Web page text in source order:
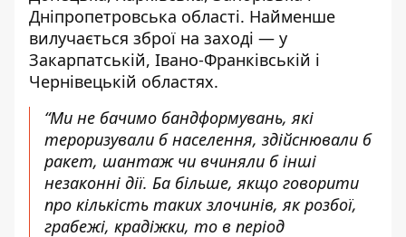
Дніпропетровська області. Найменше
вилучається зброї на заході — у
Закарпатській, Івано-Франківській і
Чернівецькій областях.
“Ми не бачимо бандформувань, які
тероризували б населення, здійснювали б
ракет, шантаж чи вчиняли б інші
незаконні дії. Ба більше, якщо говорити
про кількість таких злочинів, як розбої,
грабежі, крадіжки, то в період